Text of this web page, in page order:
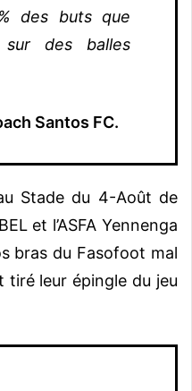
des buts que
des balles
Santos FC.
Stade du 4-Août de
et l’ASFA Yennenga
bras du Fasofoot mal
tiré leur épingle du jeu